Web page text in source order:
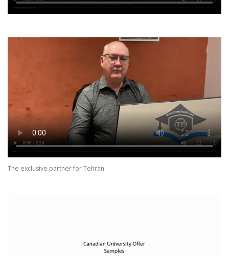
The exclusive partner for Tehran